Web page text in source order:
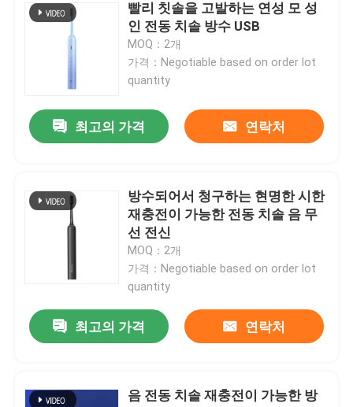
품질 관리
호출중 전동 치솔
방수 전동 치솔
빨리 칫솔을 고발하는 연성 모 성
인 전동 치솔 방수 USB
MOQ：2개
가격：Negotiable based on order lot
quantity
최고의 가격 연락처
방수되어서 청구하는 현명한 시한
재충전이 가능한 전동 치솔 음 무
선 전신
MOQ：2개
가격：Negotiable based on order lot
quantity
최고의 가격 연락처
음 전동 치솔 재충전이 가능한 방